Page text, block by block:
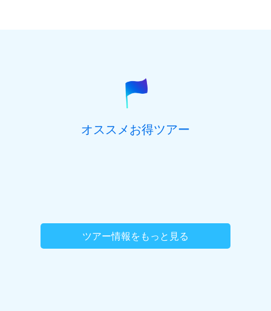
オススメお得ツアー
ツアー情報をもっと見る